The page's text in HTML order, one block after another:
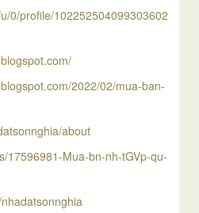
0/profile/102252504099303602
2022/02/mua-ban-
about
17596981-Mua-bn-nh-tGVp-qu-